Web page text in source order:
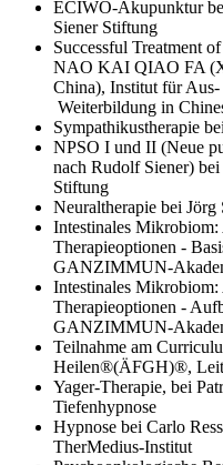
ECIWO-Akupunktur
Siener Stiftung
Successful Treatment
NAO KAI QIAO FA
China), Institut für Aus-
Weiterbildung in
Sympathikustherapie
NPSO I und II (Neue
nach Rudolf Siener)
Stiftung
Neuraltherapie bei Jörg
Intestinales
Therapieoptionen -
GANZIMMUN-
Intestinales
Therapieoptionen -
GANZIMMUN-
Teilnahme am
Heilen®(ÄFGH)®,
Yager-Therapie, bei
Tiefenhypnose
Hypnose bei Carlo
TherMedius-Institut